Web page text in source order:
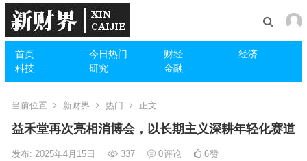
首页 今日热门 财经
经济
科技
研究 金融
当前位置 新财界 热门 正文
益禾堂再次亮相消博会，以长期主义深耕年轻化赛道
发布: 2025年4月15日 337 0评论 6赞